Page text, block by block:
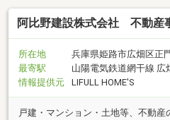
阿比野建設株式会社 不動産
所在地
兵庫県姫路市広畑区正
最寄駅
山陽電気鉄道網干線 広
情報提供元
LIFULL HOME'S
戸建・マンション・土地等、不動